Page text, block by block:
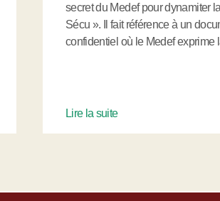
secret du Medef pour dynamiter la
Sécu ». Il fait référence à un
confidentiel où le Medef
Lire la suite